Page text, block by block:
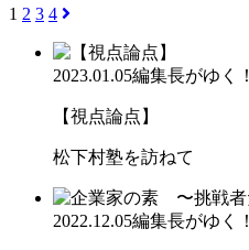
1 2 3 4
2023.01.05編集長がゆく！
【視点論点】
松下村塾を訪ねて
2022.12.05編集長がゆく！